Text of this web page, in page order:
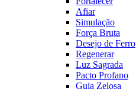
Afiar
Simulação
Força Bruta
Desejo de Ferro
Regenerar
Luz Sagrada
Pacto Profano
Guia Zelosa